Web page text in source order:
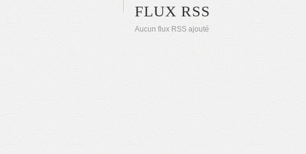
FLUX RSS
Aucun flux RSS ajouté